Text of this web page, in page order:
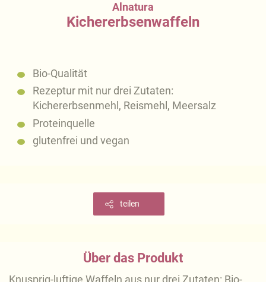
Alnatura
Kichererbsenwaffeln
Bio-Qualität
Rezeptur mit nur drei Zutaten:
Kichererbsenmehl, Reismehl, Meersalz
Proteinquelle
glutenfrei und vegan
teilen
Über das Produkt
Knusprig-luftige Waffeln aus nur drei Zutaten: Bio-